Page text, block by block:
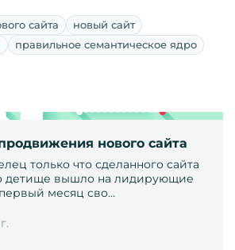
сайта
новый сайт
правильное семантическое ядро
нового сайта
только что сделанного сайта
детище вышло на лидирующие
месяц сво…